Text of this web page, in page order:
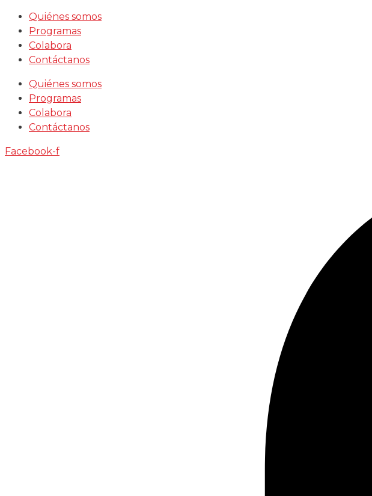
Saltar
contenido
Quiénes somos
Programas
Colabora
Contáctanos
Quiénes somos
Programas
Colabora
Contáctanos
Facebook-f